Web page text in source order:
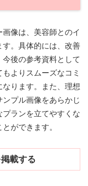
像は、美容師とのイ
す。具体的には、改善
後の参考資料として
よりスムーズなコミ
ります。また、理想
プル画像をあらかじ
ランを立てやすくな
ができます。
載する